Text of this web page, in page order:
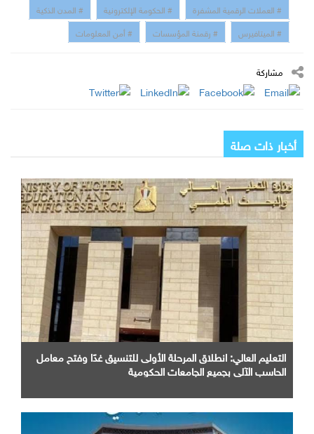
# العملات الرقمية المشفرة
# الحكومة الإلكترونية
# المدن الذكية
# الميتافيرس
# رقمنة المؤسسات # أمن المعلومات
مشاركة
أخبار ذات صلة
التعليم العالي: انطلاق المرحلة الأولى للتنسيق غدًا وفتح معامل
الحاسب الآلي بجميع الجامعات الحكومية